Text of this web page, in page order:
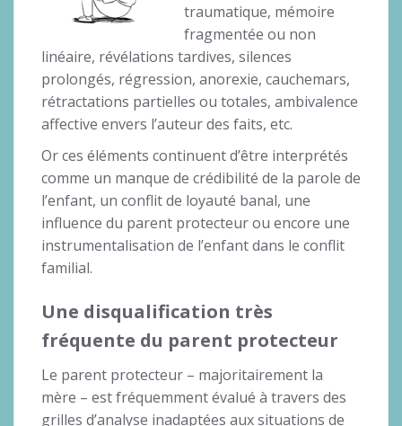
traumatique, mémoire
fragmentée ou non
linéaire, révélations tardives, silences
prolongés, régression, anorexie, cauchemars,
rétractations partielles ou totales, ambivalence
affective envers l’auteur des faits, etc.
Or ces éléments continuent d’être interprétés
comme un manque de crédibilité de la parole de
l’enfant, un conflit de loyauté banal, une
influence du parent protecteur ou encore une
instrumentalisation de l’enfant dans le conflit
familial.
Une disqualification très
fréquente du parent protecteur
Le parent protecteur – majoritairement la
mère – est fréquemment évalué à travers des
grilles d’analyse inadaptées aux situations de